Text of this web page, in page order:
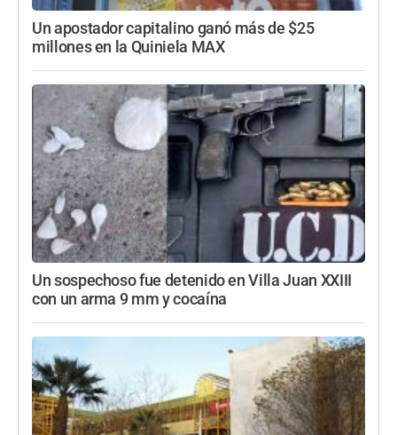
Un apostador capitalino ganó más de $25
millones en la Quiniela MAX
Un sospechoso fue detenido en Villa Juan XXIII
con un arma 9 mm y cocaína